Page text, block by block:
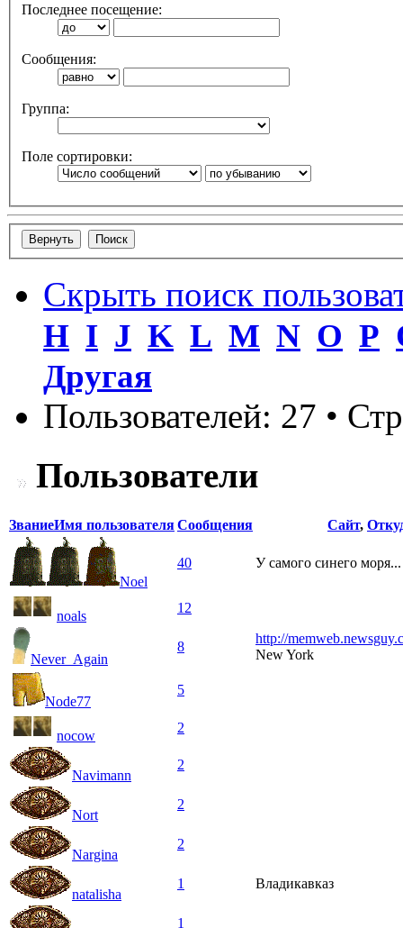
Последнее посещение:
Сообщения:
Группа:
Поле сортировки:
Скрыть поиск
H I J K L M N O P
Другая
Пользователей: 27 •
Пользователи
ЗваниеИмя пользователяСообщения Сайт,
Noel
40 У самого синего моря...
noals
12
Never_Again
8
http://
New York
Node77
5
nocow
2
Navimann
2
Nort
2
Nargina
2
natalisha
1 Владикавказ
1